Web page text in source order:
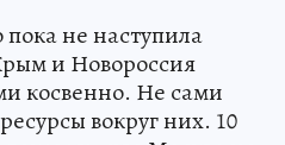
не наступила
и Новороссия
косвенно. Не сами
вокруг них. 10